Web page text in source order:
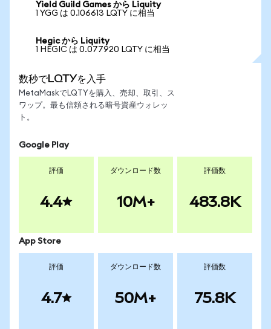
Yield Guild Games から Liquity
1 YGG は 0.106613 LQTY に相当
Hegic から Liquity
1 HEGIC は 0.077920 LQTY に相当
数秒でLQTYを入手
MetaMaskでLQTYを購入、売却、取引、ス
ワップ。最も信頼される暗号資産ウォレッ
ト。
Google Play
評価
4.4
ダウンロード数
10M+
評価数
483.8K
App Store
評価
4.7
ダウンロード数
50M+
評価数
75.8K